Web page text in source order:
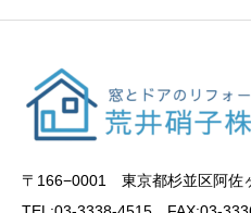
〒166−0001 東京都杉並区阿佐